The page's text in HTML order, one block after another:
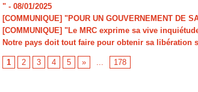
" - 08/01/2025
[COMMUNIQUE] "POUR UN GOUVERNEMENT DE
[COMMUNIQUE] "Le MRC exprime sa vive
Notre pays doit tout faire pour obtenir sa libération
1 2 3 4 5 » ... 178